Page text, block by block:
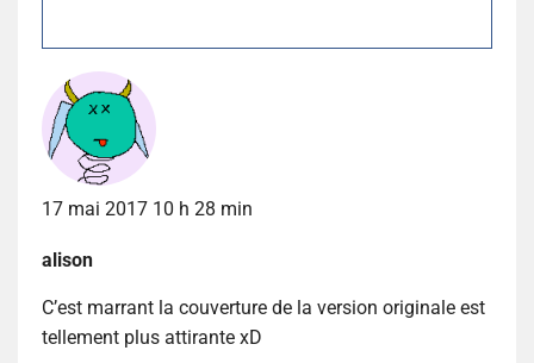
17 mai 2017 10 h 28 min
alison
C’est marrant la couverture de la version originale est
tellement plus attirante xD